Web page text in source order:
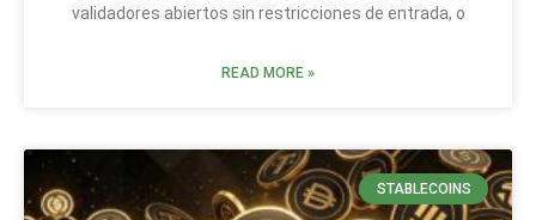
validadores abiertos sin restricciones de entrada, o
READ MORE »
STABLECOINS